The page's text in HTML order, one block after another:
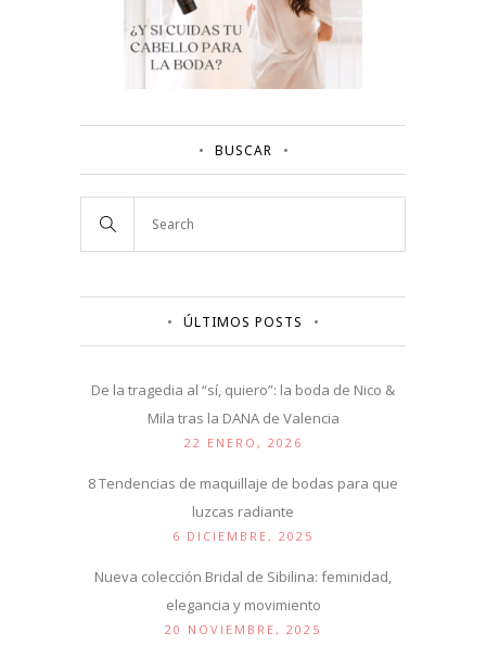
BUSCAR
ÚLTIMOS POSTS
De la tragedia al “sí, quiero”: la boda de Nico &
Mila tras la DANA de Valencia
22 ENERO, 2026
8 Tendencias de maquillaje de bodas para que
luzcas radiante
6 DICIEMBRE, 2025
Nueva colección Bridal de Sibilina: feminidad,
elegancia y movimiento
20 NOVIEMBRE, 2025